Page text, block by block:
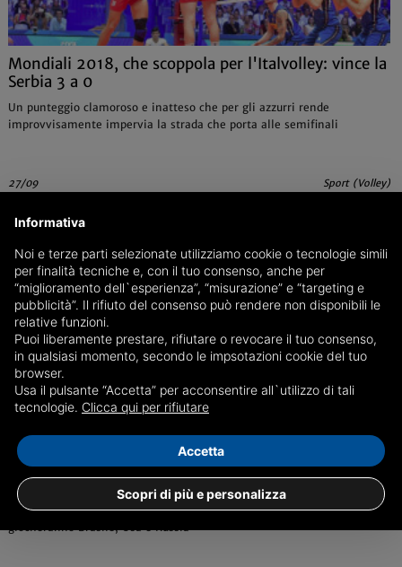
Mondiali 2018, che scoppola per l'Italvolley: vince la
Serbia 3 a 0
Un punteggio clamoroso e inatteso che per gli azzurri rende
improvvisamente impervia la strada che porta alle semifinali
27/09 Sport (Volley)
Volley: Italia nel girone con Polonia e Serbia
Sorteggio fortunato per i ragazzi di Blengini. Nell'altra Pool
giocheranno Brasile, Usa e Russia
Informativa
Noi e terze parti selezionate utilizziamo cookie o tecnologie simili
per finalità tecniche e, con il tuo consenso, anche per
“miglioramento dell`esperienza”, “misurazione” e “targeting e
pubblicità”. Il rifiuto del consenso può rendere non disponibili le
relative funzioni.
Puoi liberamente prestare, rifiutare o revocare il tuo consenso,
in qualsiasi momento, secondo le impsotazioni cookie del tuo
browser.
Usa il pulsante “Accetta” per acconsentire all`utilizzo di tali
tecnologie. Clicca qui per rifiutare
Scopri di più e personalizza
Accetta